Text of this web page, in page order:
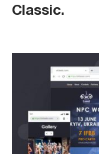
Classic.